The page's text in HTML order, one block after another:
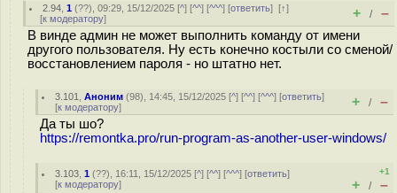
2.94 ,1 (??), 09:29, 15/12/2025 [^] [^^] [^^^] [ответить][↑]
[к модератору] + / –
В винде админ не может выполнить команду от имени
другого пользователя. Ну есть конечно костыли со сменой/
восстановлением пароля - но штатно нет.
3.101 ,Аноним (98), 14:45, 15/12/2025 [^] [^^] [^^^] [ответить]
[к модератору] + / –
Да ты шо?
https://remontka.pro/run-program-as-another-user-windows/
3.103 ,1 (??), 16:11, 15/12/2025 [^] [^^] [^^^] [ответить]
[к модератору]
+1
+ / –